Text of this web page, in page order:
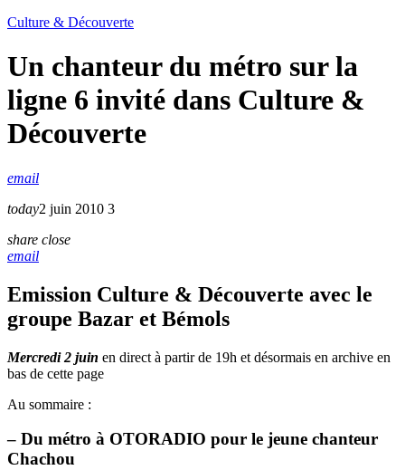
Culture & Découverte
Un chanteur du métro sur la
ligne 6 invité dans Culture &
Découverte
email
today2 juin 2010 3
share close
email
Emission Culture & Découverte avec le
groupe Bazar et Bémols
Mercredi 2 juin en direct à partir de 19h et désormais en archive en
bas de cette page
Au sommaire :
– Du métro à OTORADIO pour le jeune chanteur
Chachou